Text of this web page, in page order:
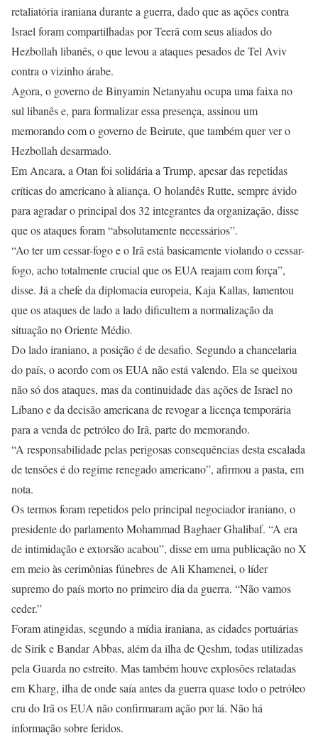
retaliatória iraniana durante a guerra, dado que as ações contra
Israel foram compartilhadas por Teerã com seus aliados do
Hezbollah libanês, o que levou a ataques pesados de Tel Aviv
contra o vizinho árabe.
Agora, o governo de Binyamin Netanyahu ocupa uma faixa no
sul libanês e, para formalizar essa presença, assinou um
memorando com o governo de Beirute, que também quer ver o
Hezbollah desarmado.
Em Ancara, a Otan foi solidária a Trump, apesar das repetidas
críticas do americano à aliança. O holandês Rutte, sempre ávido
para agradar o principal dos 32 integrantes da organização, disse
que os ataques foram “absolutamente necessários”.
“Ao ter um cessar-fogo e o Irã está basicamente violando o cessar-
fogo, acho totalmente crucial que os EUA reajam com força”,
disse. Já a chefe da diplomacia europeia, Kaja Kallas, lamentou
que os ataques de lado a lado dificultem a normalização da
situação no Oriente Médio.
Do lado iraniano, a posição é de desafio. Segundo a chancelaria
do país, o acordo com os EUA não está valendo. Ela se queixou
não só dos ataques, mas da continuidade das ações de Israel no
Líbano e da decisão americana de revogar a licença temporária
para a venda de petróleo do Irã, parte do memorando.
“A responsabilidade pelas perigosas consequências desta escalada
de tensões é do regime renegado americano”, afirmou a pasta, em
nota.
Os termos foram repetidos pelo principal negociador iraniano, o
presidente do parlamento Mohammad Baghaer Ghalibaf. “A era
de intimidação e extorsão acabou”, disse em uma publicação no X
em meio às cerimônias fúnebres de Ali Khamenei, o líder
supremo do país morto no primeiro dia da guerra. “Não vamos
ceder.”
Foram atingidas, segundo a mídia iraniana, as cidades portuárias
de Sirik e Bandar Abbas, além da ilha de Qeshm, todas utilizadas
pela Guarda no estreito. Mas também houve explosões relatadas
em Kharg, ilha de onde saía antes da guerra quase todo o petróleo
cru do Irã os EUA não confirmaram ação por lá. Não há
informação sobre feridos.